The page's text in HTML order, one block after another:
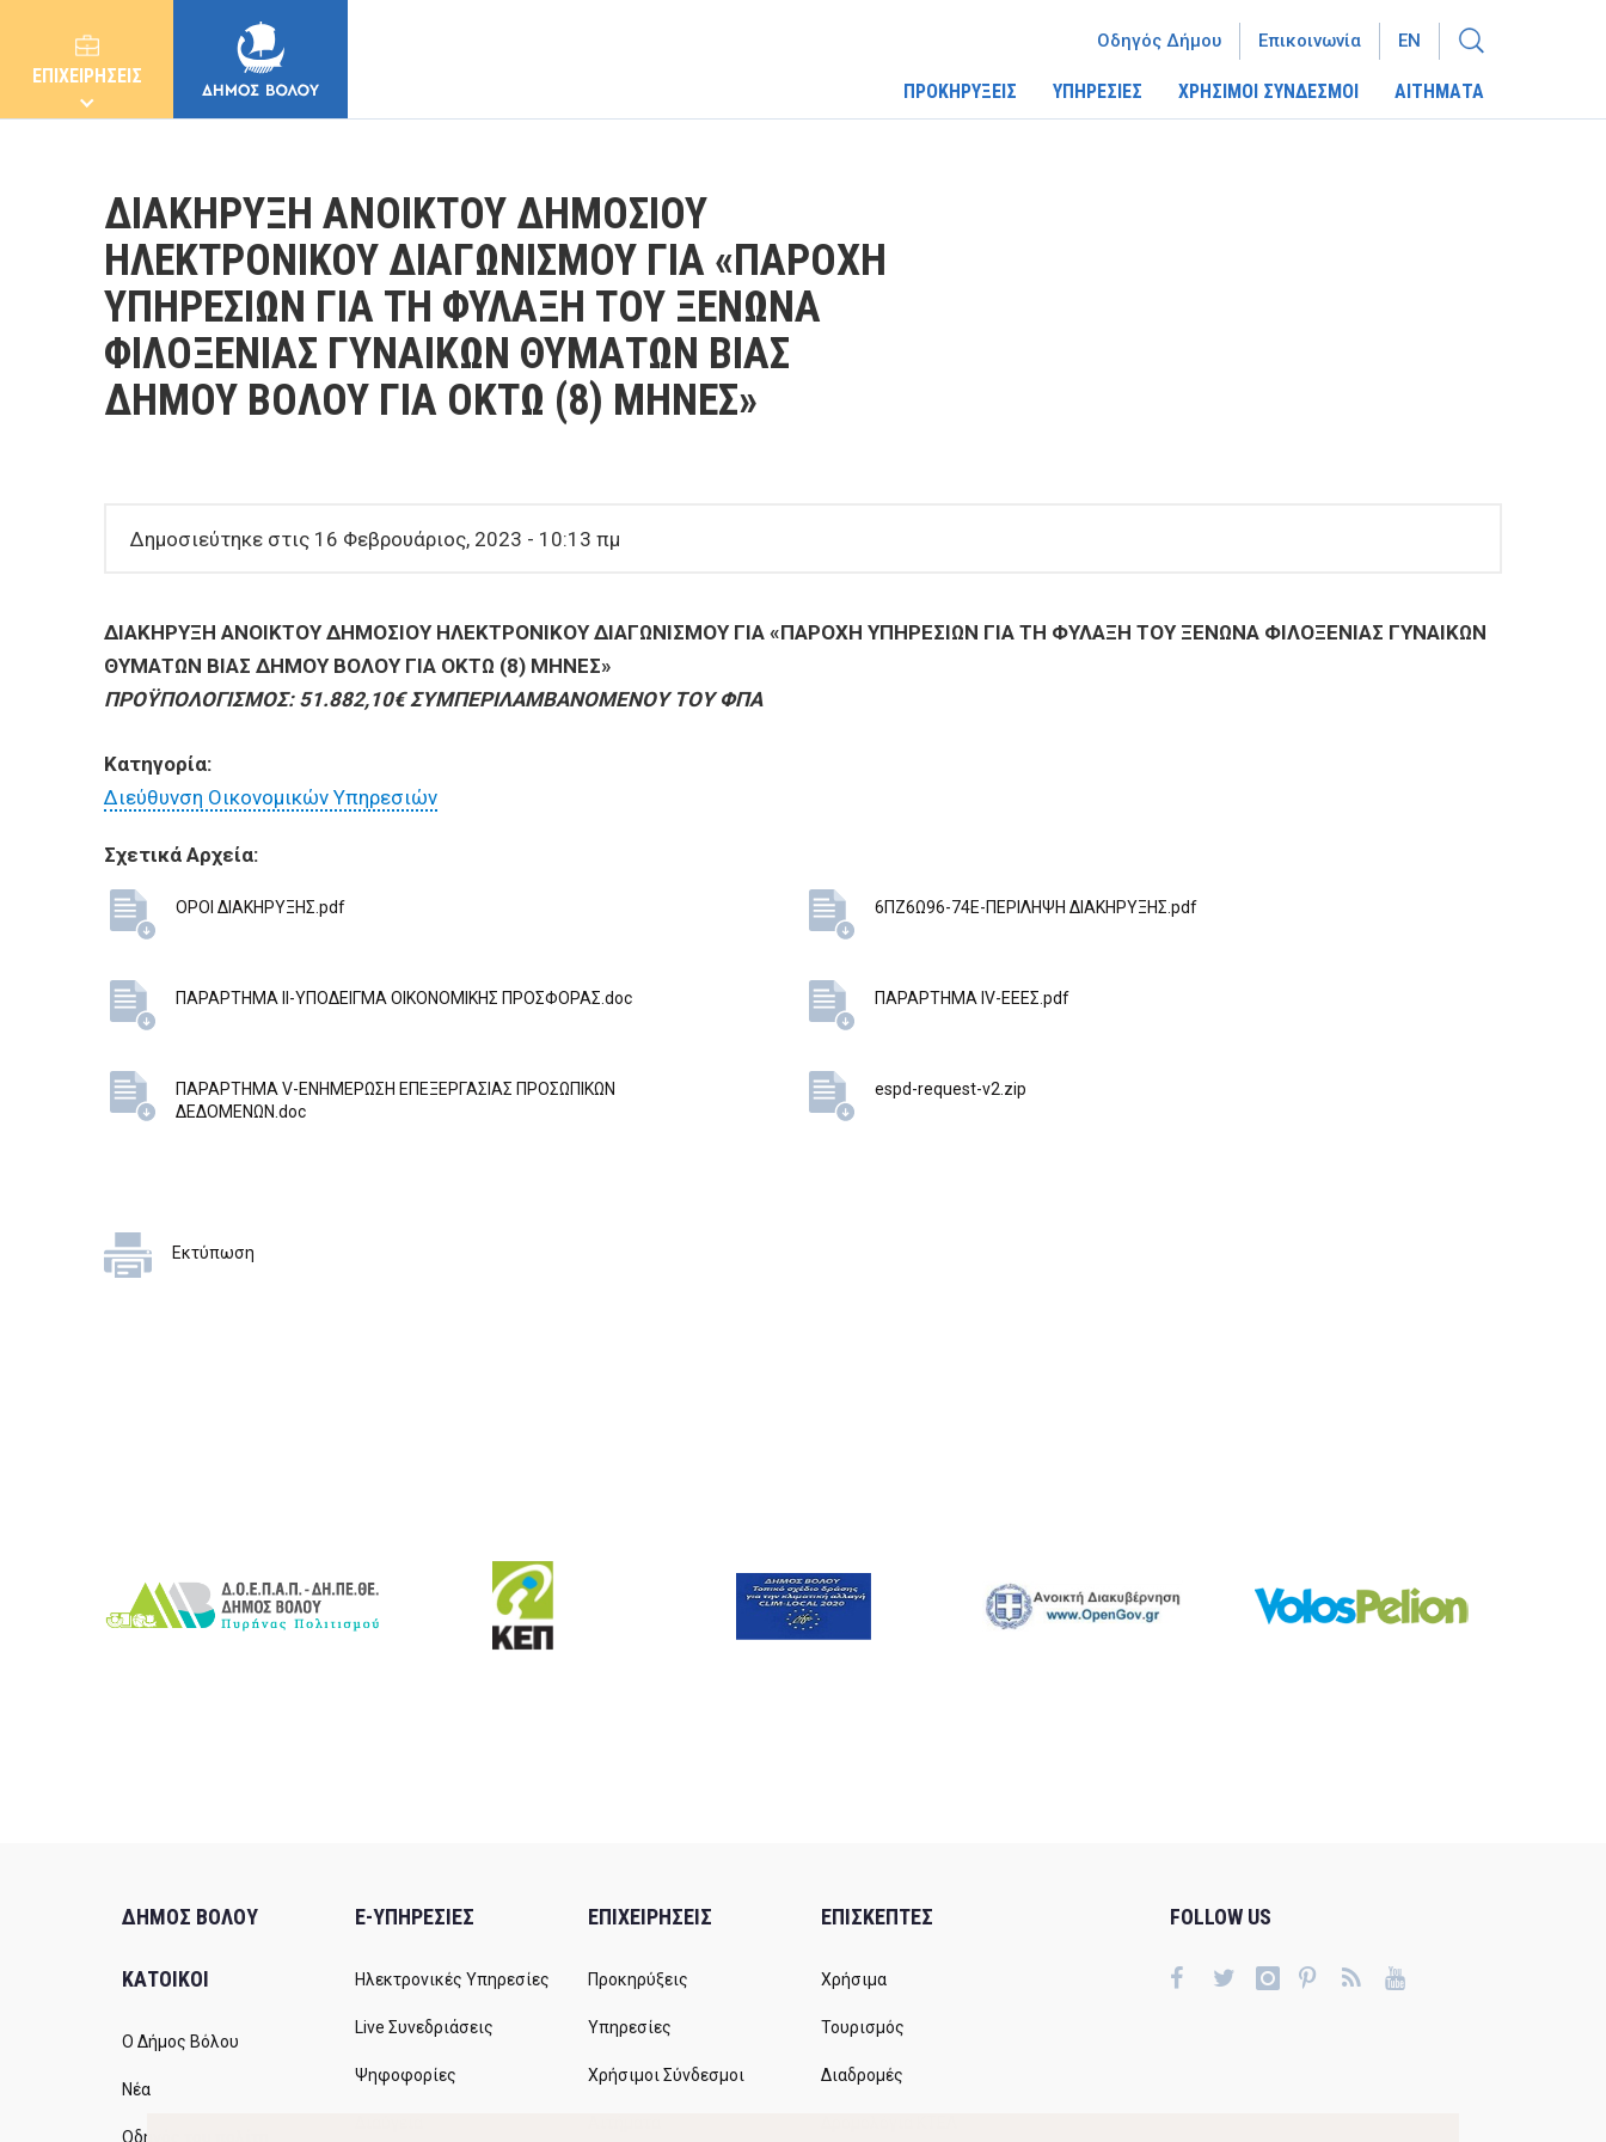
ΕΠΙΧΕΙΡΗΣΕΙΣ
ΕΠΙΧΕΙΡΗΣΕΙΣ
ΠΡΟΚΗΡΥΞΕΙΣ ΥΠΗΡΕΣΙΕΣ ΧΡΗΣΙΜΟΙ ΣΥΝΔΕΣΜΟΙ ΑΙΤΗΜΑΤΑ
Οδηγός Δήμου Επικοινωνία EN
ΔΙΑΚΗΡΥΞΗ ΑΝΟΙΚΤΟΥ ΔΗΜΟΣΙΟΥ
ΗΛΕΚΤΡΟΝΙΚΟΥ ΔΙΑΓΩΝΙΣΜΟΥ ΓΙΑ «ΠΑΡΟΧΗ
ΥΠΗΡΕΣΙΩΝ ΓΙΑ ΤΗ ΦΥΛΑΞΗ ΤΟΥ ΞΕΝΩΝΑ
ΦΙΛΟΞΕΝΙΑΣ ΓΥΝΑΙΚΩΝ ΘΥΜΑΤΩΝ ΒΙΑΣ
ΔΗΜΟΥ ΒΟΛΟΥ ΓΙΑ ΟΚΤΩ (8) ΜΗΝΕΣ»
Δημοσιεύτηκε στις 16 Φεβρουάριος, 2023 - 10:13 πμ
ΔΙΑΚΗΡΥΞΗ ΑΝΟΙΚΤΟΥ ΔΗΜΟΣΙΟΥ ΗΛΕΚΤΡΟΝΙΚΟΥ ΔΙΑΓΩΝΙΣΜΟΥ ΓΙΑ «ΠΑΡΟΧΗ ΥΠΗΡΕΣΙΩΝ ΓΙΑ ΤΗ ΦΥΛΑΞΗ ΤΟΥ ΞΕΝΩΝΑ ΦΙΛΟΞΕΝΙΑΣ ΓΥΝΑΙΚΩΝ
ΘΥΜΑΤΩΝ ΒΙΑΣ ΔΗΜΟΥ ΒΟΛΟΥ ΓΙΑ ΟΚΤΩ (8) ΜΗΝΕΣ»
ΠΡΟΫΠΟΛΟΓΙΣΜΟΣ: 51.882,10€ ΣΥΜΠΕΡΙΛΑΜΒΑΝΟΜΕΝΟΥ ΤΟΥ ΦΠΑ
Κατηγορία:
Διεύθυνση Οικονομικών Υπηρεσιών
Σχετικά Αρχεία:
ΟΡΟΙ ΔΙΑΚΗΡΥΞΗΣ.pdf 6ΠΖ6Ω96-74Ε-ΠΕΡΙΛΗΨΗ ΔΙΑΚΗΡΥΞΗΣ.pdf
ΠΑΡΑΡΤΗΜΑ ΙΙ-ΥΠΟΔΕΙΓΜΑ ΟΙΚΟΝΟΜΙΚΗΣ ΠΡΟΣΦΟΡΑΣ.doc ΠΑΡΑΡΤΗΜΑ IV-ΕΕΕΣ.pdf
ΠΑΡΑΡΤΗΜΑ V-ΕΝΗΜΕΡΩΣΗ ΕΠΕΞΕΡΓΑΣΙΑΣ ΠΡΟΣΩΠΙΚΩΝ
ΔΕΔΟΜΕΝΩΝ.doc
espd-request-v2.zip
Εκτύπωση
ΔΗΜΟΣ ΒΟΛΟΥ
ΚΑΤΟΙΚΟΙ
Ο Δήμος Βόλου
Νέα
Οδηγός του πολίτη
E-ΥΠΗΡΕΣΙΕΣ
Ηλεκτρονικές Υπηρεσίες
Live Συνεδριάσεις
Ψηφοφορίες
ΕΠΙΧΕΙΡΗΣΕΙΣ
Προκηρύξεις
Υπηρεσίες
Χρήσιμοι Σύνδεσμοι
ΕΠΙΣΚΕΠΤΕΣ
Χρήσιμα
Τουρισμός
Διαδρομές
FOLLOW US